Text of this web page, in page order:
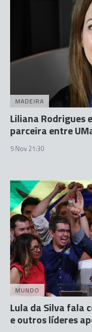
MADEIRA
Liliana Rodrigues
parceira entre
5 Nov 21:30
MUNDO
Lula da Silva fala
e outros líderes